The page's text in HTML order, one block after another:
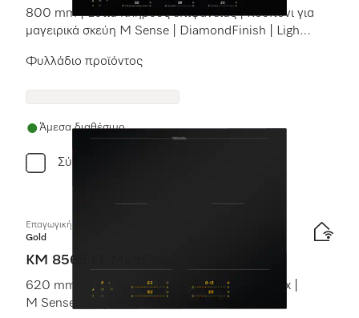
800 mm | Εστία πλήρους επιφάνειας | Κουπόνι για
μαγειρικά σκεύη M Sense | DiamondFinish | Light
Φυλλάδιο προϊόντος
Άμεσα διαθέσιμο
Σύγκριση
Επαγωγική εστία με χειριστήρια επί της συσκευής
Gold
KM 8565 FL MattFinish
620 mm | Επιφάνειες μαγειρέματος PowerFlex |
M Sense ready | MattFinish